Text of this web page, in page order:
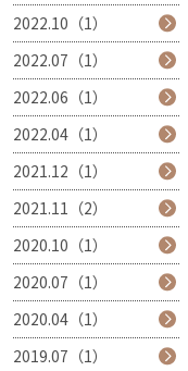
2022.10（1）
2022.07（1）
2022.06（1）
2022.04（1）
2021.12（1）
2021.11（2）
2020.10（1）
2020.07（1）
2020.04（1）
2019.07（1）